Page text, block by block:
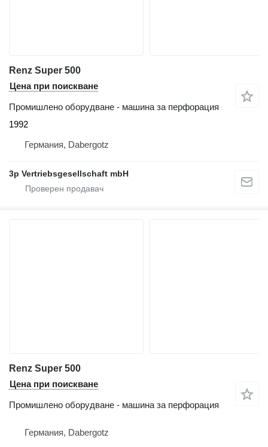
Renz Super 500
Цена при поискване
Промишлено оборудване - машина за перфорация
1992
Германия, Dabergotz
3p Vertriebsgesellschaft mbH
Renz Super 500
Цена при поискване
Промишлено оборудване - машина за перфорация
Германия, Dabergotz